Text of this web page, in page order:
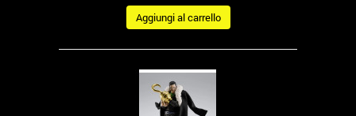
Aggiungi al carrello